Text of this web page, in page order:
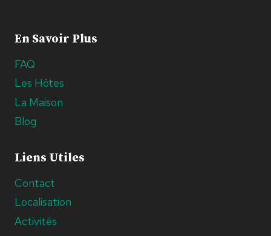
En Savoir Plus
FAQ
Les Hôtes
La Maison
Blog
Liens Utiles
Contact
Localisation
Activités